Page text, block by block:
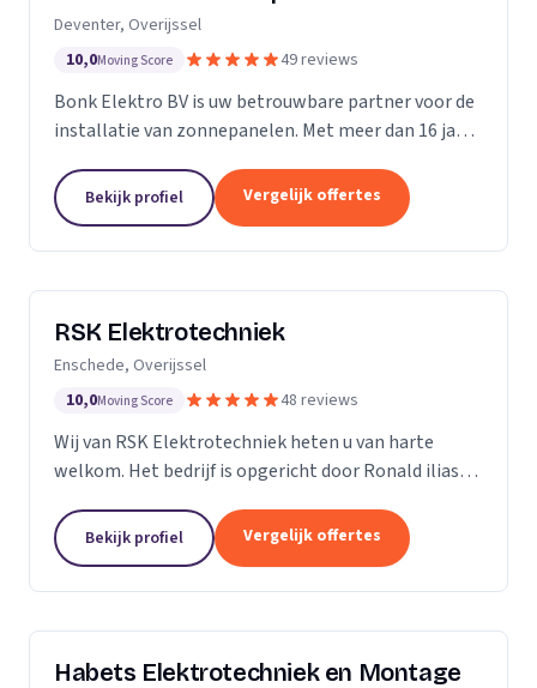
Deventer, Overijssel
10,0Moving Score 49 reviews
Bonk Elektro BV is uw betrouwbare partner voor de
installatie van zonnepanelen. Met meer dan 16 jaar
vakmanschap, kennis van zaken en persoonlijk en...
Bekijk profiel Vergelijk offertes
RSK Elektrotechniek
Enschede, Overijssel
10,0Moving Score 48 reviews
Wij van RSK Elektrotechniek heten u van harte
welkom. Het bedrijf is opgericht door Ronald ilias
opgericht op 25 juli 2021. Als gecertificeerde
aannemers...
Bekijk profiel Vergelijk offertes
Habets Elektrotechniek en Montage